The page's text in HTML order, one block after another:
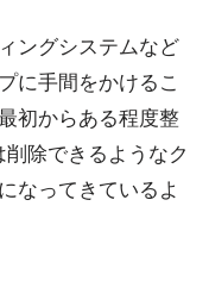
ングシステムなど
に手間をかけるこ
初からある程度整
除できるようなク
なってきているよ